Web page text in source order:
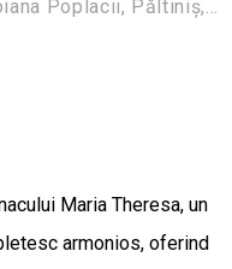
Maria Theresa, un
armonios, oferind